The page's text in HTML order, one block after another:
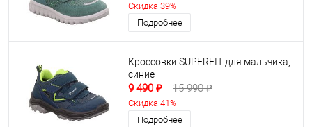
Скидка 39%
Подробнее
Кроссовки SUPERFIT для мальчика,
синие
9 490 ₽ 15 990 ₽
Скидка 41%
Подробнее